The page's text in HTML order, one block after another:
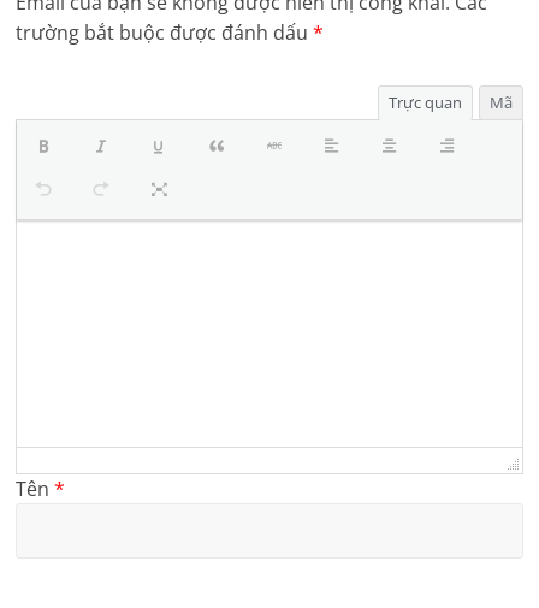
trường bắt buộc được đánh dấu*
Trực quan Mã
Tên*